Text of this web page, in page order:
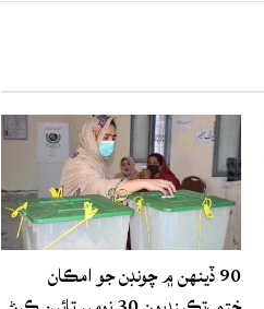
90 ڏينهن ۾ چونڊن جو امڪان